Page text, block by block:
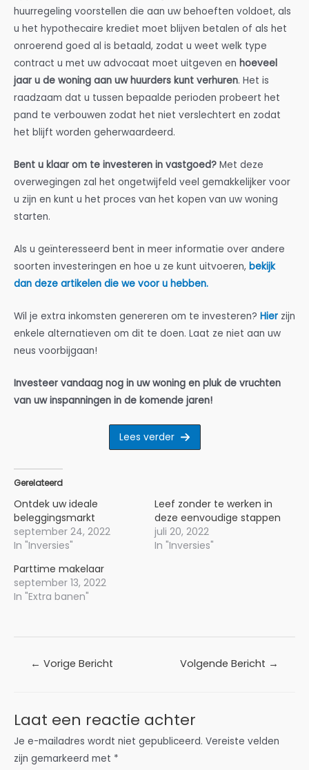
huurregeling voorstellen die aan uw behoeften voldoet, als
u het hypothecaire krediet moet blijven betalen of als het
onroerend goed al is betaald, zodat u weet welk type
contract u met uw advocaat moet uitgeven en hoeveel
jaar u de woning aan uw huurders kunt verhuren. Het is
raadzaam dat u tussen bepaalde perioden probeert het
pand te verbouwen zodat het niet verslechtert en zodat
het blijft worden geherwaardeerd.
Bent u klaar om te investeren in vastgoed? Met deze
overwegingen zal het ongetwijfeld veel gemakkelijker voor
u zijn en kunt u het proces van het kopen van uw woning
starten.
Als u geïnteresseerd bent in meer informatie over andere
soorten investeringen en hoe u ze kunt uitvoeren, bekijk
dan deze artikelen die we voor u hebben.
Wil je extra inkomsten genereren om te investeren? Hier zijn
enkele alternatieven om dit te doen. Laat ze niet aan uw
neus voorbijgaan!
Investeer vandaag nog in uw woning en pluk de vruchten
van uw inspanningen in de komende jaren!
Lees verder
Gerelateerd
Ontdek uw ideale
beleggingsmarkt
september 24, 2022
In "Inversies"
Leef zonder te werken in
deze eenvoudige stappen
juli 20, 2022
In "Inversies"
Parttime makelaar
september 13, 2022
In "Extra banen"
Bericht
← Vorige Bericht Volgende Bericht →
Laat een reactie achter
Je e-mailadres wordt niet gepubliceerd. Vereiste velden
zijn gemarkeerd met *